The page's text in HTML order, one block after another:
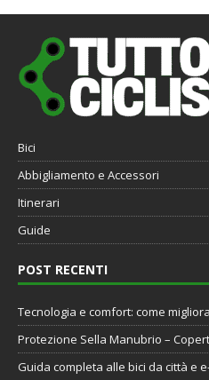
Bici
Abbigliamento e Accessori
Itinerari
Guide
POST RECENTI
Tecnologia e comfort: come
Protezione Sella Manubrio –
Guida completa alle bici da città e